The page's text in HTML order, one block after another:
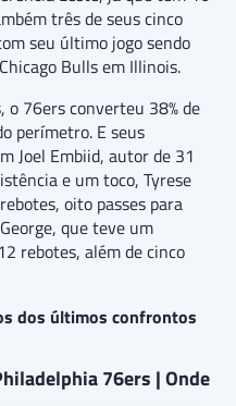
três de seus cinco
seu último jogo sendo
Bulls em Illinois.
o 76ers converteu 38% de
perímetro. E seus
Joel Embiid, autor de 31
e um toco, Tyrese
oito passes para
que teve um
rebotes, além de cinco
dos últimos confrontos
76ers | Onde